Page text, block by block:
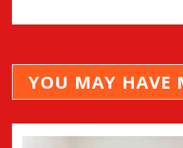
YOU MAY HAVE